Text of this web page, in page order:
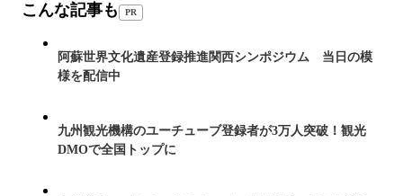
こんな記事も PR
阿蘇世界文化遺産登録推進関西シンポジウム 当日の模
様を配信中
九州観光機構のユーチューブ登録者が3万人突破！観光
DMOで全国トップに